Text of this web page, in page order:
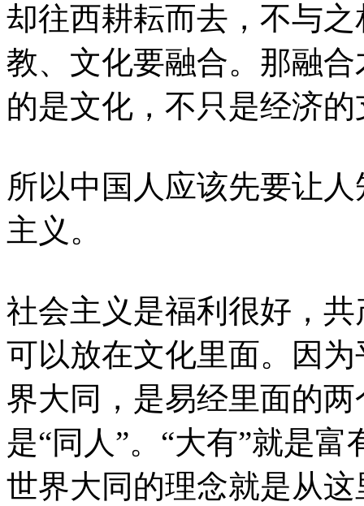
却往西耕耘而去，不与
教、文化要融合。那融
的是文化，不只是经济
所以中国人应该先要让
主义。
社会主义是福利很好，
可以放在文化里面。因
界大同，是易经里面的
是“同人”。“大有”就是
世界大同的理念就是从